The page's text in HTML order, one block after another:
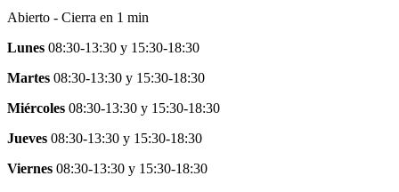
Abierto - Cierra en 1 min
Lunes 08:30-13:30 y 15:30-18:30
Martes 08:30-13:30 y 15:30-18:30
Miércoles 08:30-13:30 y 15:30-18:30
Jueves 08:30-13:30 y 15:30-18:30
Viernes 08:30-13:30 y 15:30-18:30